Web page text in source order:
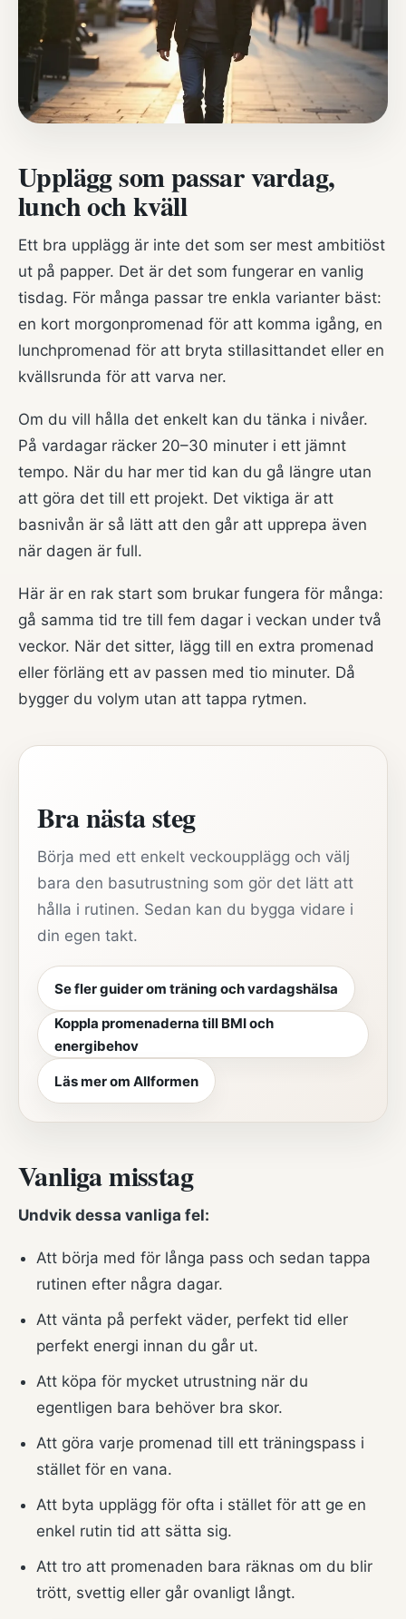
Upplägg som passar vardag,
lunch och kväll
Ett bra upplägg är inte det som ser mest ambitiöst
ut på papper. Det är det som fungerar en vanlig
tisdag. För många passar tre enkla varianter bäst:
en kort morgonpromenad för att komma igång, en
lunchpromenad för att bryta stillasittandet eller en
kvällsrunda för att varva ner.
Om du vill hålla det enkelt kan du tänka i nivåer.
På vardagar räcker 20–30 minuter i ett jämnt
tempo. När du har mer tid kan du gå längre utan
att göra det till ett projekt. Det viktiga är att
basnivån är så lätt att den går att upprepa även
när dagen är full.
Här är en rak start som brukar fungera för många:
gå samma tid tre till fem dagar i veckan under två
veckor. När det sitter, lägg till en extra promenad
eller förläng ett av passen med tio minuter. Då
bygger du volym utan att tappa rytmen.
Bra nästa steg
Börja med ett enkelt veckoupplägg och välj
bara den basutrustning som gör det lätt att
hålla i rutinen. Sedan kan du bygga vidare i
din egen takt.
Se fler guider om träning och vardagshälsa
Koppla promenaderna till BMI och
energibehov
Läs mer om Allformen
Vanliga misstag
Undvik dessa vanliga fel:
Att börja med för långa pass och sedan tappa
rutinen efter några dagar.
Att vänta på perfekt väder, perfekt tid eller
perfekt energi innan du går ut.
Att köpa för mycket utrustning när du
egentligen bara behöver bra skor.
Att göra varje promenad till ett träningspass i
stället för en vana.
Att byta upplägg för ofta i stället för att ge en
enkel rutin tid att sätta sig.
Att tro att promenaden bara räknas om du blir
trött, svettig eller går ovanligt långt.